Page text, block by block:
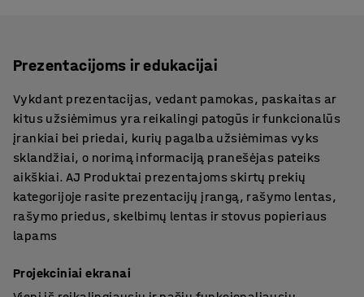
Prezentacijoms ir edukacijai
Vykdant prezentacijas, vedant pamokas, paskaitas ar
kitus užsiėmimus yra reikalingi patogūs ir funkcionalūs
įrankiai bei priedai, kurių pagalba užsiėmimas vyks
sklandžiai, o norimą informaciją pranešėjas pateiks
aikškiai. AJ Produktai prezentajoms skirtų prekių
kategorijoje rasite prezentacijų įrangą, rašymo lentas,
rašymo priedus, skelbimų lentas ir stovus popieriaus
lapams
Projekciniai ekranai